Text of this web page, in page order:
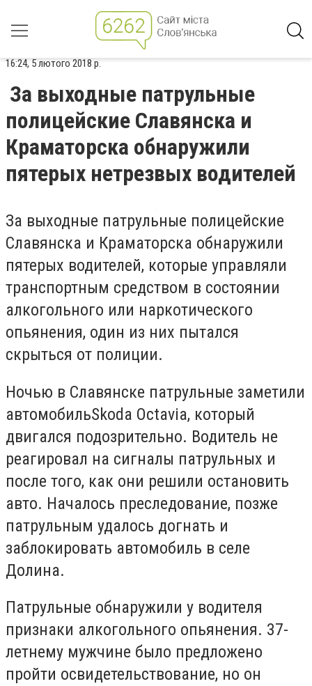
16:24, 5 лютого 2018 р.
За выходные патрульные
полицейские Славянска и
Краматорска обнаружили
пятерых нетрезвых водителей
За выходные патрульные полицейские
Славянска и Краматорска обнаружили
пятерых водителей, которые управляли
транспортным средством в состоянии
алкогольного или наркотического
опьянения, один из них пытался
скрыться от полиции.
Ночью в Славянске патрульные заметили
автомобильSkoda Octavia, который
двигался подозрительно. Водитель не
реагировал на сигналы патрульных и
после того, как они решили остановить
авто. Началось преследование, позже
патрульным удалось догнать и
заблокировать автомобиль в селе
Долина.
Патрульные обнаружили у водителя
признаки алкогольного опьянения. 37-
летнему мужчине было предложено
пройти освидетельствование, но он